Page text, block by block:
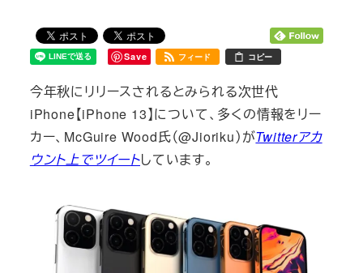
Save フィード コピー
今年秋にリリースされるとみられる次世代
iPhone【iPhone 13】について、多くの情報をリー
カー、McGuire Wood氏（@Jioriku）がTwitterアカ
ウント上でツイートしています。